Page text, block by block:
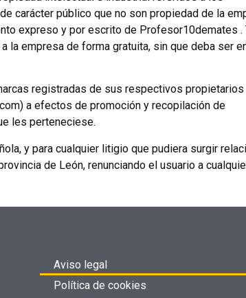
carácter público que no son propiedad de la
expreso y por escrito de Profesor10demates .
la empresa de forma gratuita, sin que deba ser
registradas de sus respectivos
a efectos de promoción y recopilación de
les perteneciese.
y para cualquier litigio que pudiera surgir
de León, renunciando el usuario a
Aviso legal
Política de cookies